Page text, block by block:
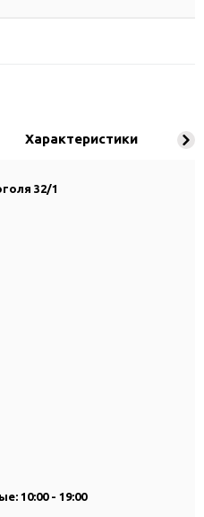
Характеристики
32/1
10:00 - 19:00